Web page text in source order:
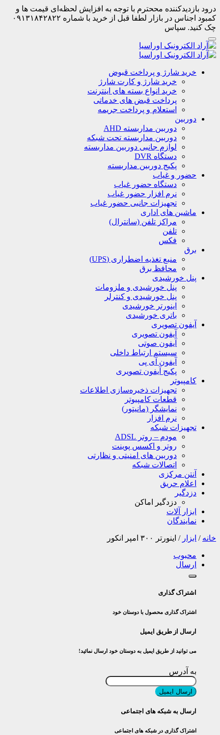
درود بازدیدکننده مححترم با توجه به افزایش لحظه‌ای قیمت ها و
کمبود اجناس در بازار لطفا قبل از خرید با شماره ۰۹۱۳۱۸۴۲۸۲۲
چک کنید. سپاس
خرید شارژ و پرداخت قبوض
خرید شارژ و کارت شارژ
خرید انواع بسته های اینترنت
پرداخت قبض های خدماتی
استعلام و پرداخت جریمه
دوربین
دوربین مداربسته AHD
دوربین مداربسته تحت شبکه
لوازم جانبی دوربین مداربسته
دستگاه DVR
پکیج دوربین مداربسته
حضور و غیاب
دستگاه حضور غیاب
نرم افزار حضور غیاب
تجهیزات جانبی حضور غیاب
ماشین های اداری
مراکز تلفن (سانترال)
تلفن
فکس
برق
منبع تغذیه اضطراری (UPS)
محافظ برق
پنل خورشیدی
پنل خورشیدی و ملزومات
پنل خورشیدی و کنترلر
اینورتر خورشیدی
باتری خورشیدی
آیفون تصویری
آیفون تصویری
آیفون صوتی
سیستم ارتباط داخلی
آیفون آی پی
پکیج آیفون تصویری
کامپیوتر
تجهیزات ذخیره‌سازی اطلاعات
قطعات کامپیوتر
نمایشگر (مانیتور)
نرم افزار
تجهیزات شبکه
مودم – روتر ADSL
روتر و اکسس پوینت
دوربین های امنیتی و نظارتی
اتصالات شبکه
آنتن مرکزی
اعلام حریق
دزدگیر
دزدگیر اماکن
ابزار آلات
نمایندگان
خانه / ابزار / اینورتر ۳۰۰ امپر انکور
محبوب
ارسال
اشتراک گذاری
اشتراک گذاری محصول با دوستان خود
ارسال از طریق ایمیل
می توانید از طریق ایمیل به دوستان خود ارسال نمائید!
به آدرس
ارسال ایمیل
ارسال به شبکه های اجتماعی
اشتراک گذاری در شبکه های اجتماعی